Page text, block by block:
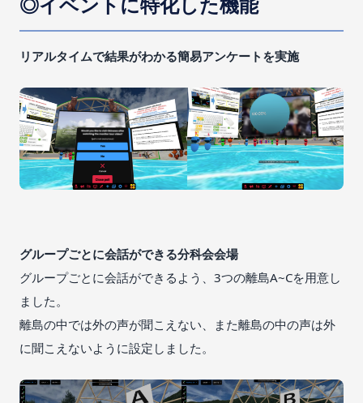
リアルタイムで結果がわかる簡易アンケートを実施
グループごとに会話ができる分科会会場
グループごとに会話ができるよう、3つの離島A~Cを用意し
ました。
離島の中では外の声が聞こえない、また離島の中の声は外
に聞こえないように設定しました。